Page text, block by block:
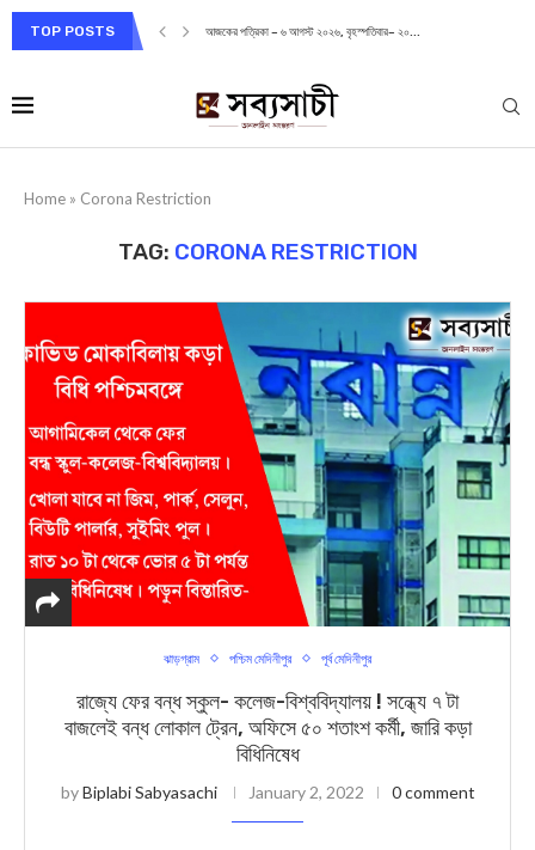
TOP POSTS আজকের পত্রিকা – ৬ আগস্ট ২০২৬, বৃহস্পতিবার– ২০...
Home » Corona Restriction
TAG: CORONA RESTRICTION
ঝাড়গ্রাম পশ্চিম মেদিনীপুর পূর্ব মেদিনীপুর
রাজ্যে ফের বন্ধ স্কুল- কলেজ-বিশ্ববিদ্যালয় ! সন্ধ্যে ৭ টা
বাজলেই বন্ধ লোকাল ট্রেন, অফিসে ৫০ শতাংশ কর্মী, জারি কড়া
বিধিনিষেধ
byBiplabi Sabyasachi January 2, 2022 0 comment